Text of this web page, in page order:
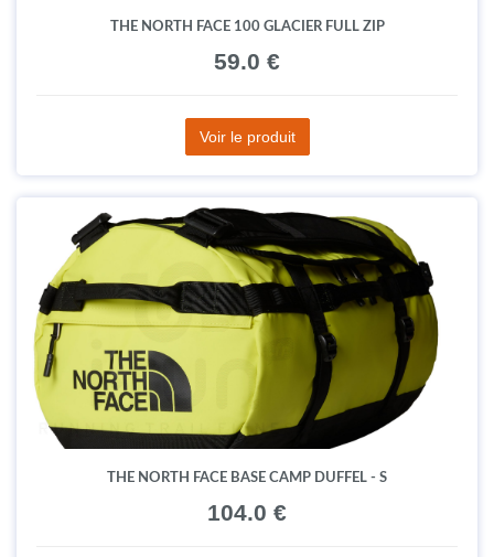
THE NORTH FACE 100 GLACIER FULL ZIP
59.0 €
Voir le produit
THE NORTH FACE BASE CAMP DUFFEL - S
104.0 €